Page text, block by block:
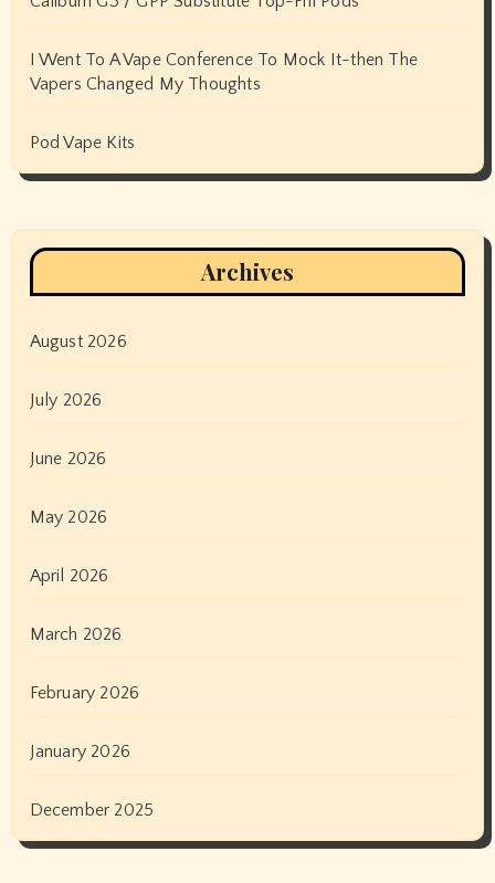
I Went To A Vape Conference To Mock It-then The
Vapers Changed My Thoughts
Pod Vape Kits
Archives
August 2026
July 2026
June 2026
May 2026
April 2026
March 2026
February 2026
January 2026
December 2025